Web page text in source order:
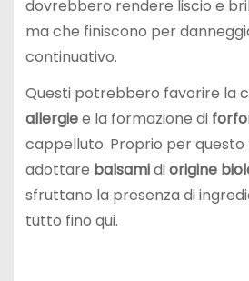
dovrebbero rendere liscio e
ma che finiscono per
continuativo.
Questi potrebbero favorire la
allergiee la formazione di
cappelluto. Proprio per
adottare balsamidiorigine
sfruttano la presenza di
tutto fino qui.